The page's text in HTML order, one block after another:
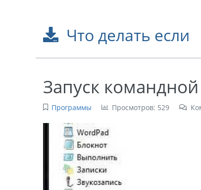
Что делать если
Запуск
Программы Просмотров: 529